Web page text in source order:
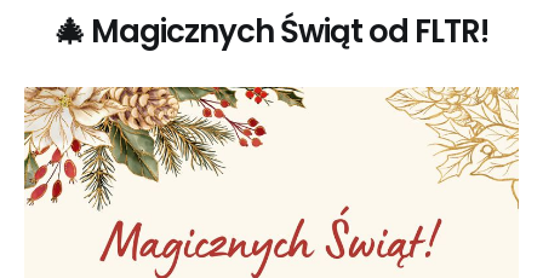
🎄 Magicznych Świąt od FLTR!